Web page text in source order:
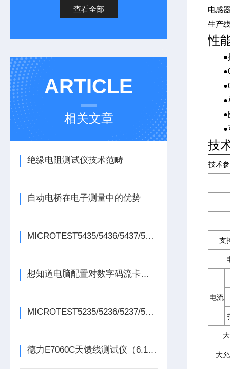
查看全部
ARTICLE
相关文章
绝缘电阻测试仪技术范畴
自动电桥在电子测量中的优势
MICROTEST5435/5436/5437/5438变压器测试仪
想知道电脑配置对数字码流卡的影响不妨看看这些
MICROTEST5235/5236/5237/5238变压器测试仪
德力E7060C天馈线测试仪（6.1GHz）
电感
生产
性
●提
●单
●图
●可
技
技术
支
电流
大